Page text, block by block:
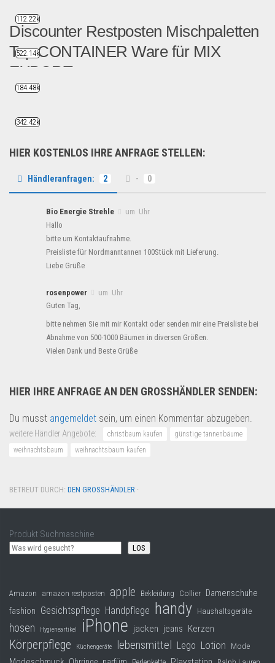
Discounter Restposten Mischpaletten
Top CONTAINER Ware für MIX
EXPORT
HIER KOSTENLOS IHRE ANFRAGE STELLEN:
Händleranfragen: 2 - 0
Bio Energie Strehle
um Uhr
Hallo
bitte um Kontaktaufnahme.
Preisliste für Nordmanntannen 100Stück mit Lieferung.
Liebe Grüße
rosenpower
um Uhr
Guten Tag,
bitte nehmen Sie mit mir Kontakt oder senden mir eine Preisliste bei
Abnahme von 500-1000 Bäumen in diversen Größen.
Vielen Dank und Beste Grüße
HIER IHRE ANFRAGE AN DEN GROSSHÄNDLER SENDEN:
Du musst angemeldet sein, um einen Kommentar abzugeben.
weitere Händler Angebote: christbaum kaufen
günstige tannenbäume
weihnachtsbaum
weihnachtsbaum kaufen
BETREUT DURCH: DEN GROSSHÄNDLER ·
Produkt Suchmaschine
LOS
Amazon amazon restposten apple Bekleidung Collier Damenschuhe
fashion Gesichtspflege Handpflege handy Haushaltsgeräte
hosen Hygieneartikel iPhone jacken jeans Kerzen
Körperpflege Küchengeräte lebensmittel Lego Lotion Mode
112.22k
522.14k
184.48k
342.42k